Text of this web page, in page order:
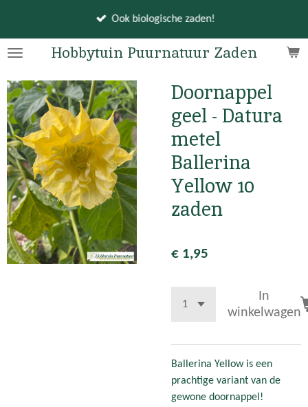
naar
hoofdinhoud
Hobbytuin Puurnatuur Zaden
Ook biologische zaden!
Doornappel
geel - Datura
metel
Ballerina
Yellow 10
zaden
€ 1,95
In
winkelwagen
Ballerina Yellow is een
prachtige variant van de
gewone doornappel!